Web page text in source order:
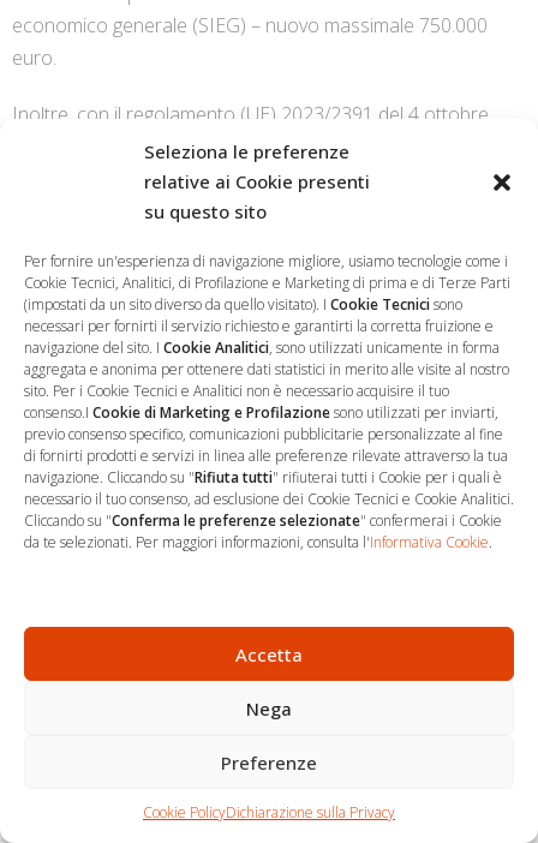
Seleziona le preferenze
relative ai Cookie presenti
su questo sito
Per fornire un'esperienza di navigazione migliore, usiamo tecnologie come i
Cookie Tecnici, Analitici, di Profilazione e Marketing di prima e di Terze Parti
(impostati da un sito diverso da quello visitato). I Cookie Tecnicisono
necessari per fornirti il servizio richiesto e garantirti la corretta fruizione e
navigazione del sito. I Cookie Analitici, sono utilizzati unicamente in forma
aggregata e anonima per ottenere dati statistici in merito alle visite al nostro
sito. Per i Cookie Tecnici e Analitici non è necessario acquisire il tuo
consenso.I Cookie di Marketing e Profilazionesono utilizzati per inviarti,
previo consenso specifico, comunicazioni pubblicitarie personalizzate al fine
di fornirti prodotti e servizi in linea alle preferenze rilevate attraverso la tua
navigazione. Cliccando su "Rifiuta tutti" rifiuterai tutti i Cookie per i quali è
necessario il tuo consenso, ad esclusione dei Cookie Tecnici e Cookie Analitici.
Cliccando su "Conferma le preferenze selezionate" confermerai i Cookie
da te selezionati. Per maggiori informazioni, consulta l'Informativa Cookie.
Accetta
Nega
Preferenze
Cookie PolicyDichiarazione sulla Privacy
economico generale (SIEG) – nuovo massimale 750.000
euro.
Inoltre, con il regolamento (UE) 2023/2391 del 4 ottobre
2023, sono state introdotte modifiche al regolamento (UE)
n. 717/2014 relativo agli aiuti “de minimis” concessi nel
settore della pesca e dell’acquacoltura. Nello specifico, il
della produzione primaria di prodotti della pesca e
dell’acquacoltura è stato aumentato da 30.000 euro a
40.000 euro.
Per quanto concerne, infine, gli aiuti concessi nell’ambito del
settore della produzione dei prodotti agricoli, il regolamento
(UE) n. 1408/2013, come modificato dal regolamento (UE)
2019/316, stabilisce il massimale concedibile di aiuti “de
minimis” in misura pari a 25.000 euro nel triennio. Tali importi
si pongono, quindi, come limite all’applicazione dello sgravio
Si evidenzia che i suddetti massimali devono essere
rispettati avuto riguardo al momento dell’assunzione del
lavoratore ex dipendente di Alitalia – Società aerea italiana
dall’assunzione sorge il diritto del datore di lavoro alla
fruizione dell’esonero.
Shop